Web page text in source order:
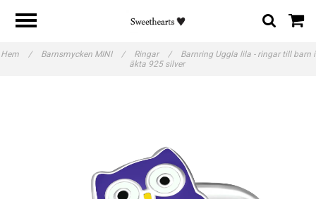
Hem / Barnsmycken MINI / Ringar /
Barnring Uggla lila - ringar till barn i
äkta 925 silver